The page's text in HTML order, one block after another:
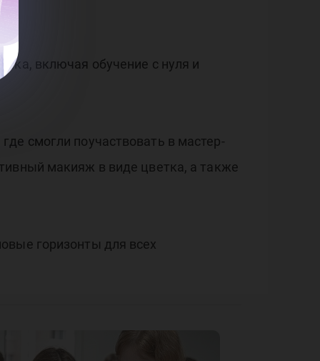
включая обучение с нуля и
смогли поучаствовать в мастер-
макияж в виде цветка, а также
горизонты для всех